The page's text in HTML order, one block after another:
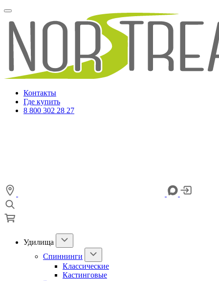
Контакты
Где купить
8 800 302 28 27
Удилища
Спиннинги
Классические
Кастинговые